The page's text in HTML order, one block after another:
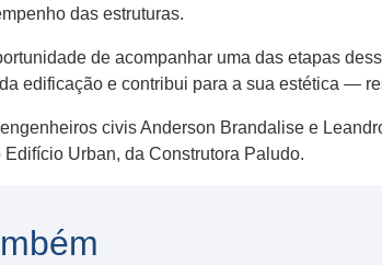
das estruturas.
de acompanhar uma das etapas
edificação e contribui para a sua estética —
civis Anderson Brandalise e
Urban, da Construtora Paludo.